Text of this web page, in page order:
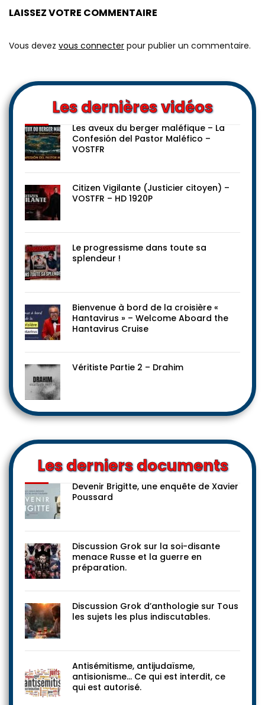
LAISSEZ VOTRE COMMENTAIRE
Vous devez vous connecter pour publier un commentaire.
Les dernières vidéos
Les aveux du berger maléfique – La
Confesión del Pastor Maléfico –
VOSTFR
Citizen Vigilante (Justicier citoyen) –
VOSTFR – HD 1920P
Le progressisme dans toute sa
splendeur !
Bienvenue à bord de la croisière «
Hantavirus » – Welcome Aboard the
Hantavirus Cruise
Véritiste Partie 2 – Drahim
Les derniers documents
Devenir Brigitte, une enquête de Xavier
Poussard
Discussion Grok sur la soi-disante
menace Russe et la guerre en
préparation.
Discussion Grok d’anthologie sur Tous
les sujets les plus indiscutables.
Antisémitisme, antijudaïsme,
antisionisme… Ce qui est interdit, ce
qui est autorisé.